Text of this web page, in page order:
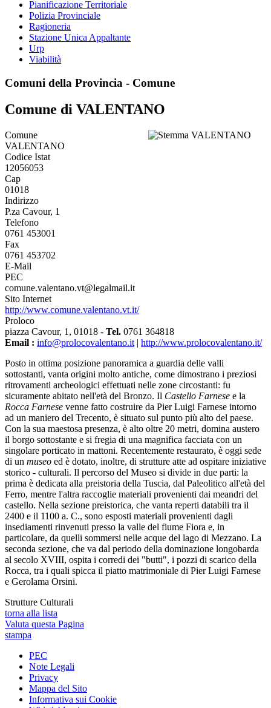
Pianificazione Territoriale
Polizia Provinciale
Ragioneria
Stazione Unica Appaltante
Urp
Viabilità
Comuni della Provincia - Comune
Comune di VALENTANO
Comune
VALENTANO
Codice Istat
12056053
Cap
01018
Indirizzo
P.za Cavour, 1
Telefono
0761 453001
Fax
0761 453702
E-Mail
PEC
comune.valentano.vt@legalmail.it
Sito Internet
http://www.comune.valentano.vt.it/
Proloco
piazza Cavour, 1, 01018 - Tel. 0761 364818
Email : info@prolocovalentano.it | http://www.prolocovalentano.it/
Posto in ottima posizione panoramica a guardia delle valli
sottostanti, vanta origini molto antiche, come dimostrano i preziosi
ritrovamenti archeologici effettuati nelle zone circostanti: fu
sicuramente abitato nell'età del Bronzo. Il Castello Farnese e la
Rocca Farnese venne fatto costruire da Pier Luigi Farnese intorno
ad un maniero del Trecento, è situato sul punto più alto del paese.
Con la sua maestosa presenza, è alto oltre 20 metri, domina austero
il borgo sottostante e si fregia di una magnifica facciata con un
singolare porticato in mattoni. Recentemente restaurato, è oggi sede
di un museo ed è dotato, inoltre, di strutture atte ad ospitare iniziative
storico - culturali. Il percorso del Museo si divide in due parti: la
prima è dedicata alla preistoria della Tuscia, dal Paleolitico all'età del
Ferro, mentre l'altra raccoglie materiali provenienti dai meandri del
castello. Nella sezione preistorica, che vanta reperti databili tra il
2400 e il 1100 a. C., sono esposti materiali provenienti dagli
insediamenti rinvenuti presso la valle del fiume Fiora e, in
particolare, da quelli sommersi nelle acque del lago di Mezzano. La
seconda sezione, che va dal periodo della dominazione longobarda
al secolo XVIII, ospita i corredi dei "butti", i pozzi di scarico della
Rocca, tra i quali spicca il piatto matrimoniale di Pier Luigi Farnese
e Gerolama Orsini.
Strutture Culturali
torna alla lista
Valuta questa Pagina
stampa
PEC
Note Legali
Privacy
Mappa del Sito
Informativa sui Cookie